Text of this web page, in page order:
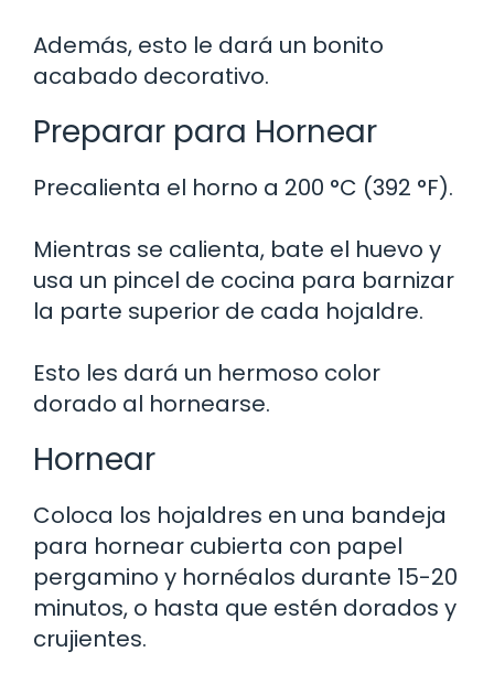
Además, esto le dará un bonito
acabado decorativo.
Preparar para Hornear
Precalienta el horno a 200 °C (392 °F).
Mientras se calienta, bate el huevo y
usa un pincel de cocina para barnizar
la parte superior de cada hojaldre.
Esto les dará un hermoso color
dorado al hornearse.
Hornear
Coloca los hojaldres en una bandeja
para hornear cubierta con papel
pergamino y hornéalos durante 15-20
minutos, o hasta que estén dorados y
crujientes.